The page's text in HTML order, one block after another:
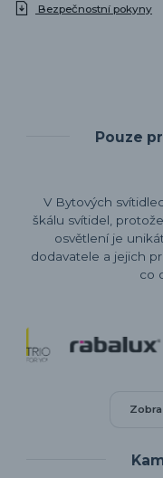
Bezpečnostní pokyny
Pouze
V Bytových
škálu svítidel,
osvětlení je
dodavatele a jejich
co